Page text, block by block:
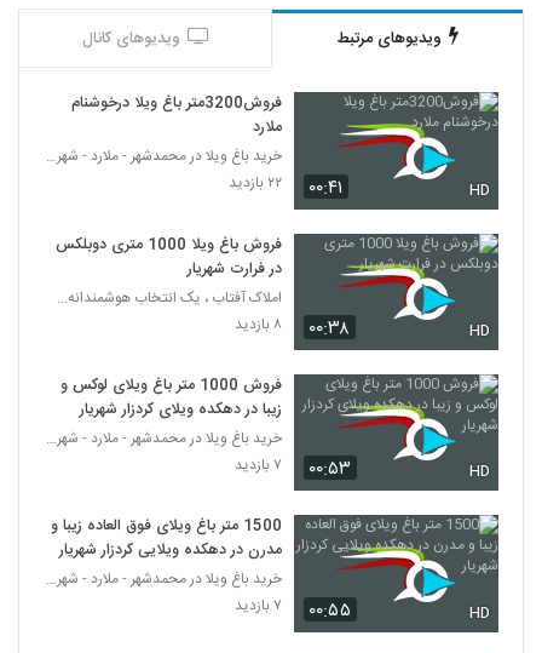
ویدیوهای مرتبط ویدیوهای کانال
۰۰:۴۱ HD
فروش3200متر باغ ویلا درخوشنام
ملارد
خرید باغ ویلا در محمدشهر - ملارد - شهریار
۲۲ بازدید
۰۰:۳۸ HD
فروش باغ ویلا 1000 متری دوبلکس
در فرارت شهریار
املاک آفتاب ، یک انتخاب هوشمندانه...
۸ بازدید
۰۰:۵۳ HD
فروش 1000 متر باغ ویلای لوکس و
زیبا در دهکده ویلای کردزار شهریار
خرید باغ ویلا در محمدشهر - ملارد - شهریار
۷ بازدید
۰۰:۵۵ HD
1500 متر باغ ویلای فوق العاده زیبا و
مدرن در دهکده ویلایی کردزار شهریار
خرید باغ ویلا در محمدشهر - ملارد - شهریار
۷ بازدید